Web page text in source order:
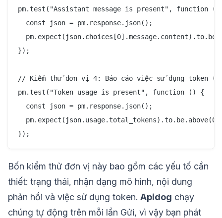
pm.test("Assistant message is present", function
  const json = pm.response.json();
});
// Kiểm thử đơn vị 4: Báo cáo việc sử dụng token
pm.test("Token usage is present", function () {
  const json = pm.response.json();
Bốn kiểm thử đơn vị này bao gồm các yếu tố cần
thiết: trạng thái, nhận dạng mô hình, nội dung
phản hồi và việc sử dụng token. Apidog chạy
chúng tự động trên mỗi lần Gửi, vì vậy bạn phát